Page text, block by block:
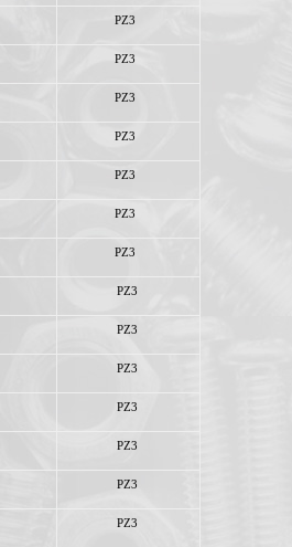
PZ3
PZ3
PZ3
PZ3
PZ3
PZ3
PZ3
PZ3
PZ3
PZ3
PZ3
PZ3
PZ3
PZ3